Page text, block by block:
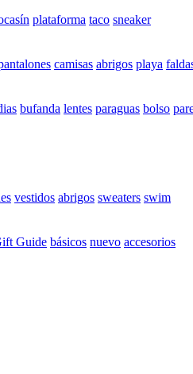
plataforma taco sneaker
camisas abrigos playa
bufanda lentes paraguas bolso
vestidos abrigos sweaters swim
Guide básicos nuevo accesorios